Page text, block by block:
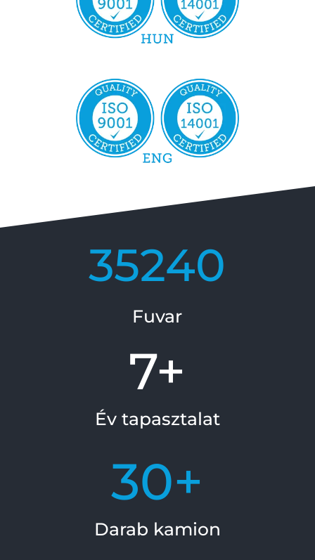
35240
Fuvar
7+
Év tapasztalat
30+
Darab kamion